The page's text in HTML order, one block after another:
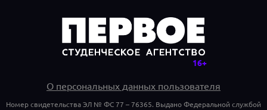
О персональных данных пользователя
Номер свидетельства ЭЛ № ФС 77 – 76365. Выдано Федеральной службой